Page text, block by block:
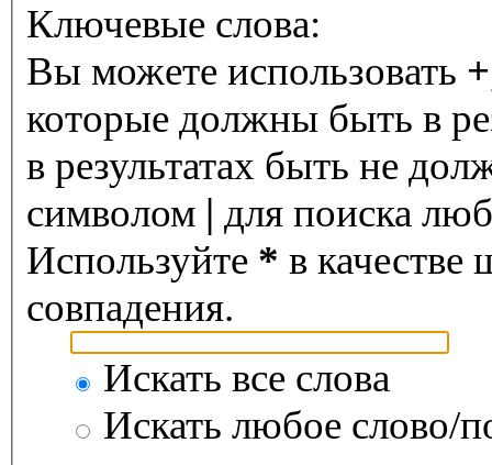
Ключевые слова:
Вы можете использовать +
которые должны быть в
в результатах быть не
символом | для поиска
Используйте * в качестве
совпадения.
Искать все слова
Искать любое слово/